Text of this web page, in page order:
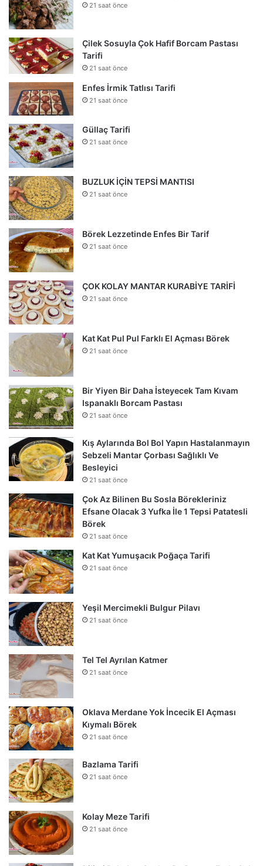
21 saat önce
Çilek Sosuyla Çok Hafif Borcam Pastası
Tarifi
21 saat önce
Enfes İrmik Tatlısı Tarifi
21 saat önce
Güllaç Tarifi
21 saat önce
BUZLUK İÇİN TEPSİ MANTISI
21 saat önce
Börek Lezzetinde Enfes Bir Tarif
21 saat önce
ÇOK KOLAY MANTAR KURABİYE TARİFİ
21 saat önce
Kat Kat Pul Pul Farklı El Açması Börek
21 saat önce
Bir Yiyen Bir Daha İsteyecek Tam Kıvam
Ispanaklı Borcam Pastası
21 saat önce
Kış Aylarında Bol Bol Yapın Hastalanmayın
Sebzeli Mantar Çorbası Sağlıklı Ve
Besleyici
21 saat önce
Çok Az Bilinen Bu Sosla Börekleriniz
Efsane Olacak 3 Yufka İle 1 Tepsi Patatesli
Börek
21 saat önce
Kat Kat Yumuşacık Poğaça Tarifi
21 saat önce
Yeşil Mercimekli Bulgur Pilavı
21 saat önce
Tel Tel Ayrılan Katmer
21 saat önce
Oklava Merdane Yok İncecik El Açması
Kıymalı Börek
21 saat önce
Bazlama Tarifi
21 saat önce
Kolay Meze Tarifi
21 saat önce